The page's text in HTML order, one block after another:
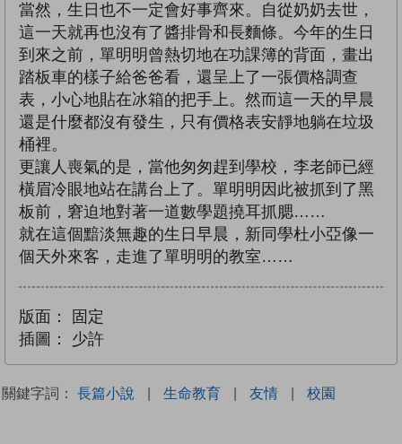
當然，生日也不一定會好事齊來。自從奶奶去世，
這一天就再也沒有了醬排骨和長麵條。今年的生日
到來之前，單明明曾熱切地在功課簿的背面，畫出
踏板車的樣子給爸爸看，還呈上了一張價格調查
表，小心地貼在冰箱的把手上。然而這一天的早晨
還是什麼都沒有發生，只有價格表安靜地躺在垃圾
桶裡。
更讓人喪氣的是，當他匆匆趕到學校，李老師已經
橫眉冷眼地站在講台上了。單明明因此被抓到了黑
板前，窘迫地對著一道數學題撓耳抓腮……
就在這個黯淡無趣的生日早晨，新同學杜小亞像一
個天外來客，走進了單明明的教室……
版面：
固定
插圖：
少許
關鍵字詞： 長篇小說 | 生命教育 | 友情 | 校園